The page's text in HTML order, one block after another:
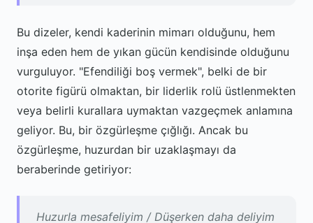
Bu dizeler, kendi kaderinin mimarı olduğunu, hem
inşa eden hem de yıkan gücün kendisinde olduğunu
vurguluyor. "Efendiliği boş vermek", belki de bir
otorite figürü olmaktan, bir liderlik rolü üstlenmekten
veya belirli kurallara uymaktan vazgeçmek anlamına
geliyor. Bu, bir özgürleşme çığlığı. Ancak bu
özgürleşme, huzurdan bir uzaklaşmayı da
beraberinde getiriyor:
Huzurla mesafeliyim / Düşerken daha deliyim